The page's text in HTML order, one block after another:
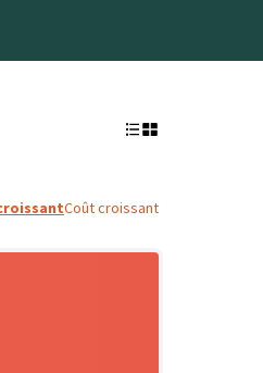
Coût croissant